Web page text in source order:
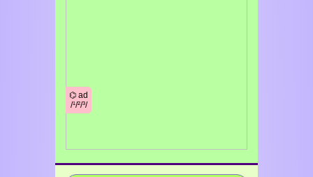
⌬ ad
/¹/²/³/